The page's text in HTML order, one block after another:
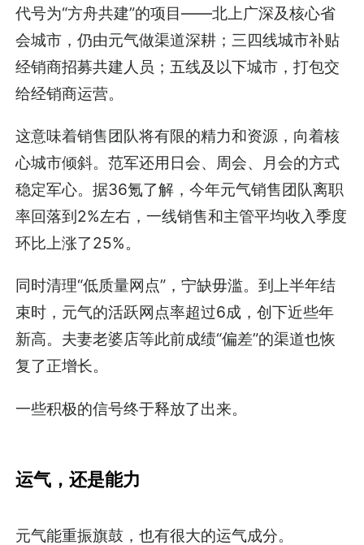
代号为“方舟共建”的项目——北上广深及核心省
会城市，仍由元气做渠道深耕；三四线城市补贴
经销商招募共建人员；五线及以下城市，打包交
给经销商运营。
这意味着销售团队将有限的精力和资源，向着核
心城市倾斜。范军还用日会、周会、月会的方式
稳定军心。据36氪了解，今年元气销售团队离职
率回落到2%左右，一线销售和主管平均收入季度
环比上涨了25%。
同时清理“低质量网点”，宁缺毋滥。到上半年结
束时，元气的活跃网点率超过6成，创下近些年
新高。夫妻老婆店等此前成绩“偏差”的渠道也恢
复了正增长。
一些积极的信号终于释放了出来。
运气，还是能力
元气能重振旗鼓，也有很大的运气成分。